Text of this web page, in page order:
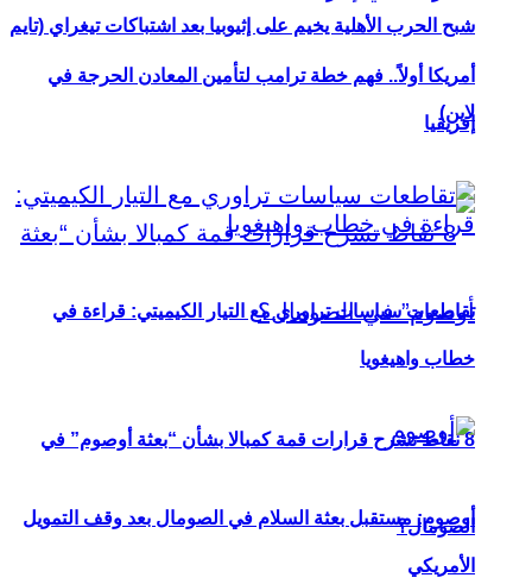
شبح الحرب الأهلية يخيم على إثيوبيا بعد اشتباكات تيغراي (تايم
لاين)
8 نقاط تشرح قرارات قمة كمبالا بشأن “بعثة أوصوم” في
الصومال؟
أمريكا أولاً.. فهم خطة ترامب لتأمين المعادن الحرجة في
إفريقيا
تقاطعات سياسات تراوري مع التيار الكيميتي: قراءة في
خطاب واهيغويا
أوصوم: مستقبل بعثة السلام في الصومال بعد وقف التمويل
الأمريكي